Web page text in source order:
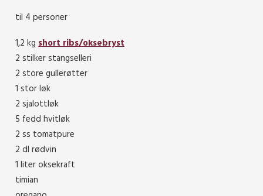
til 4 personer
1,2 kg short ribs/oksebryst
2 stilker stangselleri
2 store gullerøtter
1 stor løk
2 sjalottløk
5 fedd hvitløk
2 ss tomatpure
2 dl rødvin
1 liter oksekraft
timian